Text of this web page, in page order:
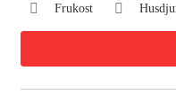
Frukost